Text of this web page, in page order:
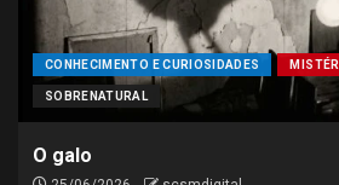
CONHECIMENTO E CURIOSIDADES
SOBRENATURAL
O galo